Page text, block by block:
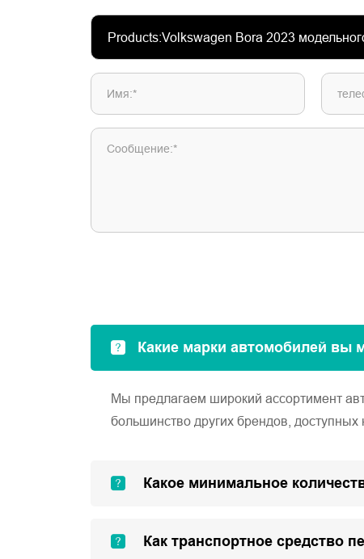
Имя:*
Сообщение:*
Какие марки автомобилей вы
Мы предлагаем широкий ассортимент
большинство других брендов, доступных
Какое минимальное
Как транспортное средство